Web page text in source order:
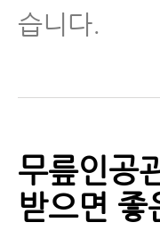
습니다.
무릎인공
받으면 좋